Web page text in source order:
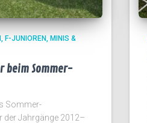
F-JUNIOREN MINIS &
beim Sommer-
Sommer-
der Jahrgänge 2012–